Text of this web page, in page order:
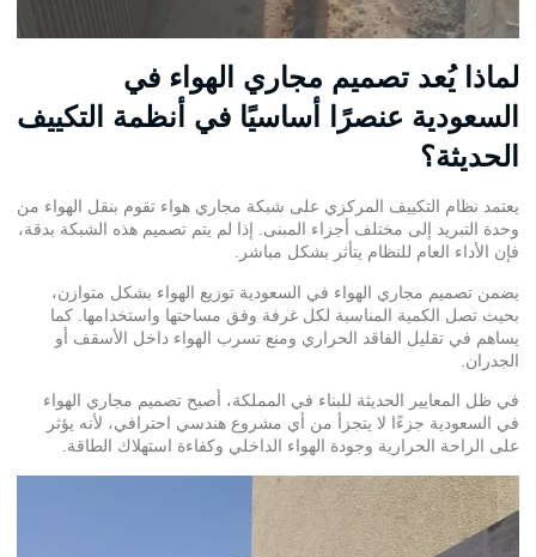
لماذا يُعد تصميم مجاري الهواء في
السعودية عنصرًا أساسيًا في أنظمة التكييف
الحديثة؟
يعتمد نظام التكييف المركزي على شبكة مجاري هواء تقوم بنقل الهواء من
وحدة التبريد إلى مختلف أجزاء المبنى. إذا لم يتم تصميم هذه الشبكة بدقة،
فإن الأداء العام للنظام يتأثر بشكل مباشر.
يضمن تصميم مجاري الهواء في السعودية توزيع الهواء بشكل متوازن،
بحيث تصل الكمية المناسبة لكل غرفة وفق مساحتها واستخدامها. كما
يساهم في تقليل الفاقد الحراري ومنع تسرب الهواء داخل الأسقف أو
الجدران.
في ظل المعايير الحديثة للبناء في المملكة، أصبح تصميم مجاري الهواء
في السعودية جزءًا لا يتجزأ من أي مشروع هندسي احترافي، لأنه يؤثر
على الراحة الحرارية وجودة الهواء الداخلي وكفاءة استهلاك الطاقة.